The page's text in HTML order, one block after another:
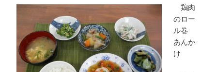
鶏肉
のロー
ル巻
あんか
け